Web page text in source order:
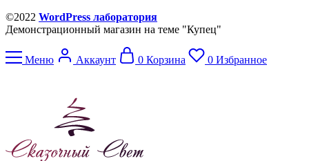
©2022 WordPress лаборатория
Демонстрационный магазин на теме "Купец"
Меню Аккаунт 0 Корзина 0 Избранное